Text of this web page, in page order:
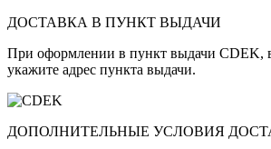
ДОСТАВКА В ПУНКТ ВЫДАЧИ
При оформлении в пункт выдачи CDEK, в
укажите адрес пункта выдачи.
ДОПОЛНИТЕЛЬНЫЕ УСЛОВИЯ